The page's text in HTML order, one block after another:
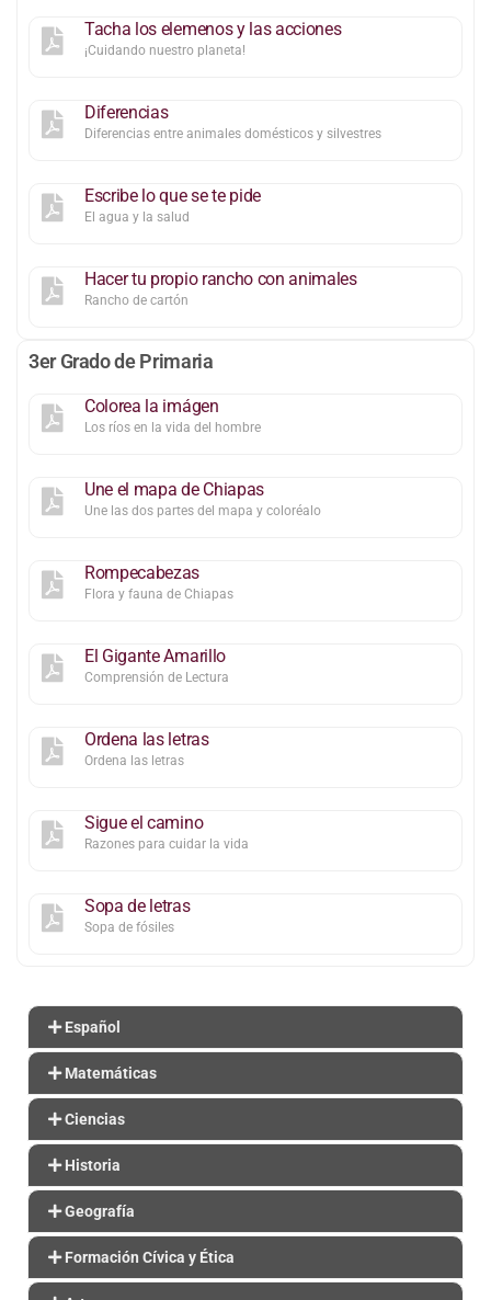
Tacha los elemenos y las acciones
¡Cuidando nuestro planeta!
Diferencias
Diferencias entre animales domésticos y silvestres
Escribe lo que se te pide
El agua y la salud
Hacer tu propio rancho con animales
Rancho de cartón
3er Grado de Primaria
Colorea la imágen
Los ríos en la vida del hombre
Une el mapa de Chiapas
Une las dos partes del mapa y coloréalo
Rompecabezas
Flora y fauna de Chiapas
El Gigante Amarillo
Comprensión de Lectura
Ordena las letras
Ordena las letras
Sigue el camino
Razones para cuidar la vida
Sopa de letras
Sopa de fósiles
Español
Matemáticas
Ciencias
Historia
Geografía
Formación Cívica y Ética